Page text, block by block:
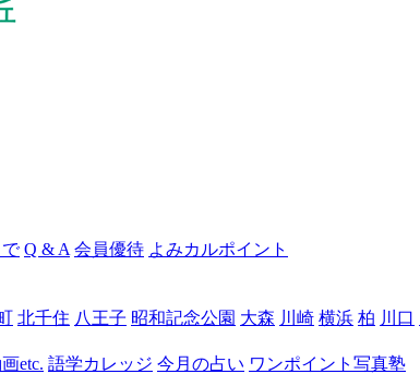
ャ
自
由
Q & A 会員優待 よみカルポイント
北千住 八王子 昭和記念公園 大森 川崎 横浜 柏 川口
etc. 語学カレッジ 今月の占い ワンポイント写真塾